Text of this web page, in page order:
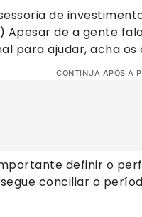
de
de a gente
para ajudar, acha os
CONTINUA APÓS A
definir o
conciliar o